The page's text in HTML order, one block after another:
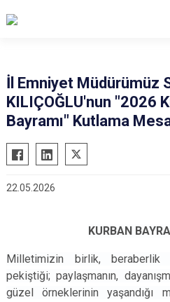
İl Emniyet Müdürümüz
KILIÇOĞLU'nun "2026
Bayramı" Kutlama
22.05.2026
KURBAN
Milletimizin birlik, beraberlik
pekiştiği; paylaşmanın,
güzel örneklerinin yaşandığı